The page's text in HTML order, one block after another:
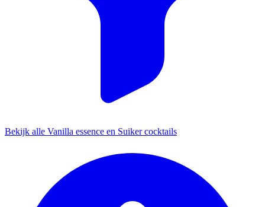
Bekijk alle Vanilla essence en Suiker cocktails